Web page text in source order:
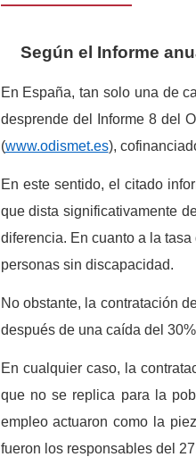
Según el Informe
En España, tan solo una de
desprende del Informe 8 del
(www.odismet.es),
En este sentido, el citado
que dista significativamente
diferencia. En cuanto a la
personas sin discapacidad.
No obstante, la contratación
después de una caída del
En cualquier caso, la
que no se replica para la
empleo actuaron como la
fueron los responsables del